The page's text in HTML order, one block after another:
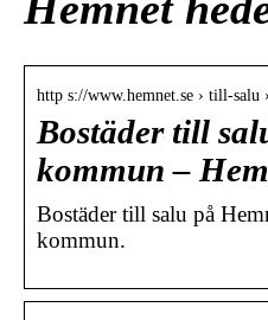
http s://www.hemnet.se › till-salu
Bostäder till
kommun –
Bostäder till salu på
kommun.